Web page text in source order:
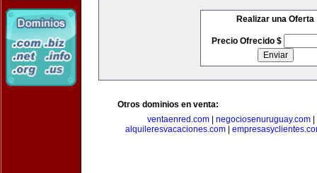
Realizar una Oferta
Precio Ofrecido $
Otros dominios en venta:
ventaenred.com
negociosenuruguay.com
alquileresvacaciones.com|